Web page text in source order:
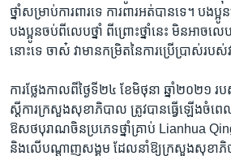
ថ្នាំ​សម្រាប់​ការពារ​ទេ ការពារ​អត់​បាន​ទេ។ ប
បងប្អូន​ចប់​ពី​លេប​ថ្នាំ ពី​ព្រោះ​ថ្នាំ​នេះ​ មិន​អាច​ល
នោះ​ទេ ចាស៎ វា​មាន​កម្រិត​នៃ​ការ​ប្រើ​ប្រាស់​របស់​
ការ​ថ្លែង​កាល​ពី​ថ្ងៃទី២៤ ​ខែ​មិថុនា​ ឆ្នាំ​២០២១​
ស្ដីការ​ក្រសួង​សុខាភិបាល ត្រូវ​បាន​ធ្វើឡើង​ចំ​ព
ឱសថ​បុរាណ​ចិន​ប្រភេទ​ថ្នាំ​គ្រាប់ Lianhua
និង​លើ​បណ្ដាញ​សង្គម ដែល​នាំ​ឱ្យ​ក្រសួង​សុខ